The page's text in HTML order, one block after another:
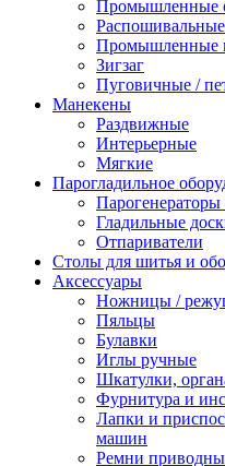
Промышленные
Промышленные
Зигзаг
Пуговичные /
Манекены
Раздвижные
Интерьерные
Мягкие
Парогладильное
Гладильные
Отпариватели
Столы для шитья и
Аксессуары
Ножницы /
Пяльцы
Булавки
Иглы ручные
Шкатулки,
Фурнитура и
Лапки и
машин
Ремни